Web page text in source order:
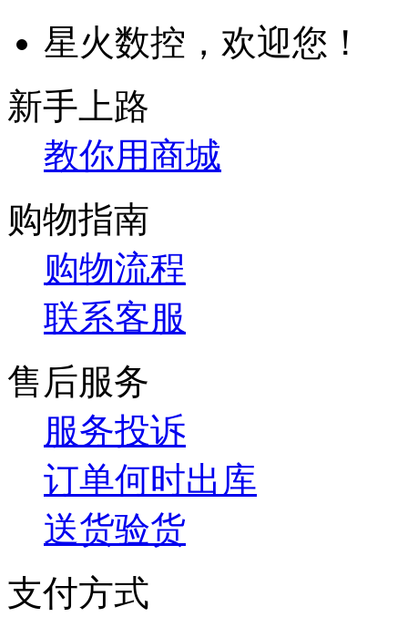
星火数控，欢迎您！
新手上路
教你用商城
购物指南
购物流程
联系客服
售后服务
服务投诉
订单何时出库
送货验货
支付方式